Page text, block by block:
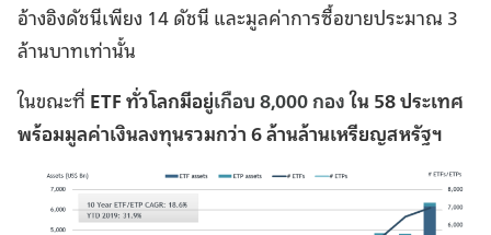
อ้างอิงดัชนีเพียง 14 ดัชนี และมูลค่าการซื้อขายประมาณ 3
ล้านบาทเท่านั้น
ในขณะที่ ETF ทั่วโลกมีอยู่เกือบ 8,000 กองใน 58 ประเทศ
พร้อมมูลค่าเงินลงทุนรวมกว่า 6 ล้านล้านเหรียญสหรัฐฯ